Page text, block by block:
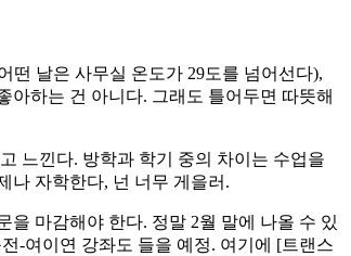
떤 날은 사무실 온도가 29도를 넘어선다),
아하는 건 아니다. 그래도 틀어두면 따뜻해
느낀다. 방학과 학기 중의 차이는 수업을
나 자학한다, 넌 너무 게을러.
을 마감해야 한다. 정말 2월 말에 나올 수 있
-여이연 강좌도 들을 예정. 여기에 [트랜스